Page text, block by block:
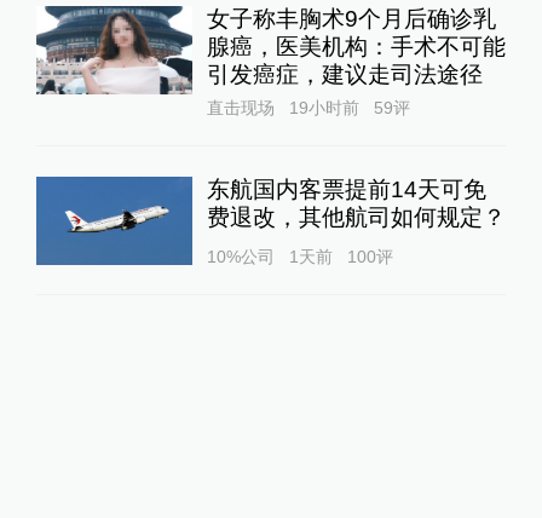
女子称丰胸术9个月后确诊乳
腺癌，医美机构：手术不可能
引发癌症，建议走司法途径
直击现场 19小时前 59评
东航国内客票提前14天可免
费退改，其他航司如何规定？
10%公司 1天前 100评